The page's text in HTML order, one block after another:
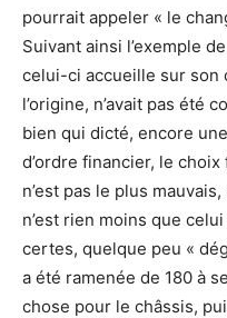
pourrait appeler « le
Suivant ainsi l’exemple
celui-ci accueille sur son
l’origine, n’avait pas été
bien qui dicté, encore
d’ordre financier, le
n’est pas le plus
n’est rien moins que
certes, quelque peu «
a été ramenée de 180 à
chose pour le châssis,